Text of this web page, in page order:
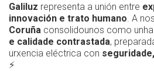
Galiluz representa a unión entre
innovación e trato humano . A
Coruña consolidounos como
e calidade contrastada,
urxencia eléctrica con
⚡